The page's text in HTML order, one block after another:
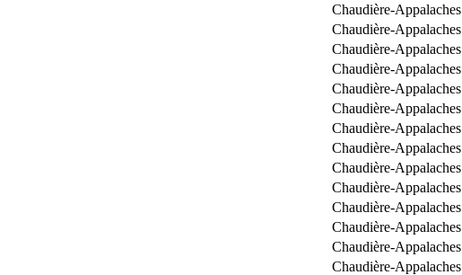
Chaudière-Appalaches
Chaudière-Appalaches
Chaudière-Appalaches
Chaudière-Appalaches
Chaudière-Appalaches
Chaudière-Appalaches
Chaudière-Appalaches
Chaudière-Appalaches
Chaudière-Appalaches
Chaudière-Appalaches
Chaudière-Appalaches
Chaudière-Appalaches
Chaudière-Appalaches
Chaudière-Appalaches